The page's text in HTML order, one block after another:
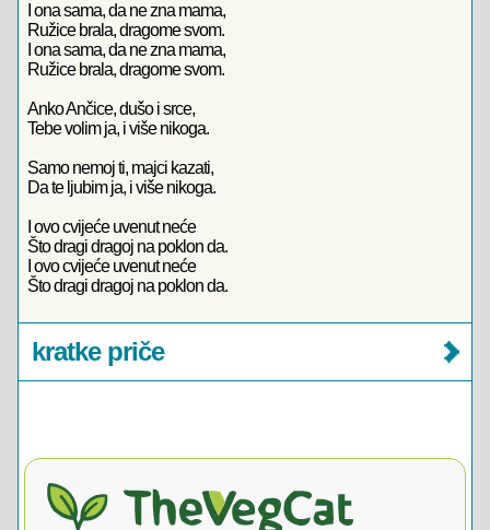
I ona sama, da ne zna mama,
Ružice brala, dragome svom.
I ona sama, da ne zna mama,
Ružice brala, dragome svom.
Anko Ančice, dušo i srce,
Tebe volim ja, i više nikoga.
Samo nemoj ti, majci kazati,
Da te ljubim ja, i više nikoga.
I ovo cvijeće uvenut neće
Što dragi dragoj na poklon da.
I ovo cvijeće uvenut neće
Što dragi dragoj na poklon da.
kratke priče